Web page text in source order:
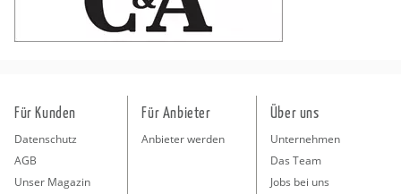
Für Kunden
Datenschutz
AGB
Unser Magazin
Für Anbieter
Anbieter werden
Über uns
Unternehmen
Das Team
Jobs bei uns